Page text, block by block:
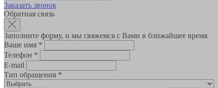
Заказать звонок
Обратная связь
Заполните форму, и мы свяжемся с Вами в ближайшее время
Ваше имя *
Телефон *
E-mail
Тип обращения *